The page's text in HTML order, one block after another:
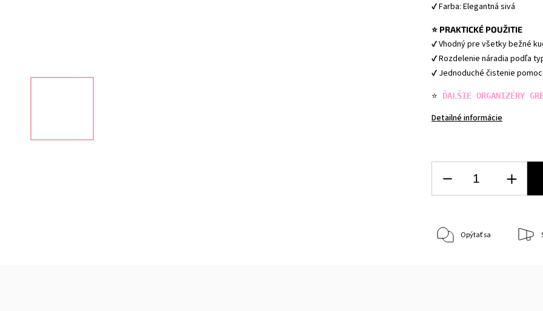
✔ Farba: Elegantná sivá
⭐ PRAKTICKÉ POUŽITIE
✔ Vhodný pre všetky bežné
✔ Rozdelenie náradia podľa
✔ Jednoduché čistenie
⭐ ĎALŠIE ORGANIZÉRY
Detailné informácie
Opýtať sa